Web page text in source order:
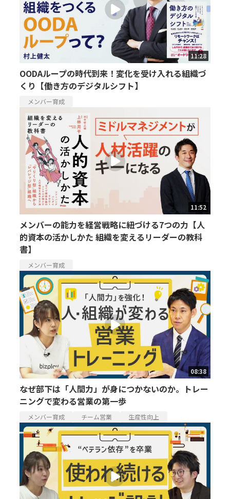
11:28
OODAループの時代到来！変化を受け入れる組織づ
くり【働き方のデジタルシフト】
メンバー育成
11:52
メンバーの能力を経営戦略に紐づける7つの力【人
的資本の活かしかた 組織を変えるリーダーの教科
書】
メンバー育成
08:38
なぜ部下は「人間力」が身につかないのか。トレー
ニングで変わる営業の第一歩
メンバー育成 チーム営業 生産性向上